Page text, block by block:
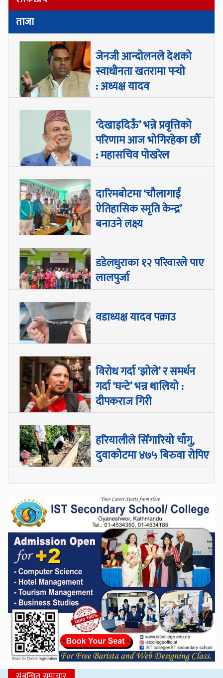
ताजा
जेनजी आन्दोलनले देशको
स्वाधीनता खतरामा पर्‍यो
: अध्यक्ष यादव
‘देखाइदिऊँ’ भन्ने प्रवृत्तिको
परिणाम आज भोगिरहेका छौँ
: महासचिव पोखरेल
दारिमबोटमा ‘चौलागाईं
ऐतिहासिक स्मृति केन्द्र’
बनाउने लक्ष्य
डडेलधुराका १२ परिवारले पाए
लालपुर्जा
वडाध्यक्ष यादव पक्राउ
विरोध गर्दा ‘झोले’ र समर्थन
गर्दा ‘घन्टे’ भन्न थालियो :
दीपकराज गिरी
हरियालीले सिँगारियो चाँगु,
दुवाकोटमा ४७५ बिरुवा रोपिए